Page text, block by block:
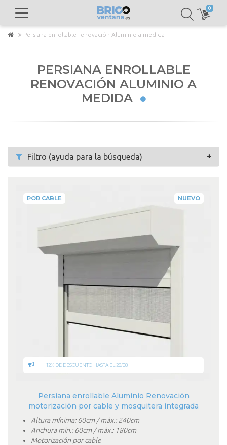
0
Persiana enrollable renovación Aluminio a medida
PERSIANA ENROLLABLE
RENOVACIÓN ALUMINIO A
MEDIDA
Filtro (ayuda para la búsqueda)
POR CABLE NUEVO
12% DE DESCUENTO HASTA EL 28/08
Persiana enrollable Aluminio Renovación
motorización por cable y mosquitera integrada
Altura mínima: 60cm / máx.: 240cm
Anchura mín.: 60cm / máx.: 180cm
Motorización por cable